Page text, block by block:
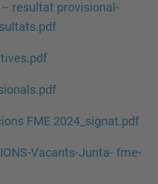
resultat provisional-
FME 2024_signat.pdf
Vacants-Junta- fme-